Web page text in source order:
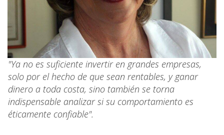
"Ya no es suficiente invertir en grandes empresas,
solo por el hecho de que sean rentables, y ganar
dinero a toda costa, sino también se torna
indispensable analizar si su comportamiento es
éticamente confiable".